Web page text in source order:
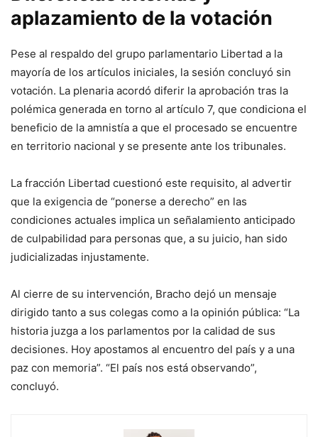
aplazamiento de la votación
Pese al respaldo del grupo parlamentario Libertad a la
mayoría de los artículos iniciales, la sesión concluyó sin
votación. La plenaria acordó diferir la aprobación tras la
polémica generada en torno al artículo 7, que condiciona el
beneficio de la amnistía a que el procesado se encuentre
en territorio nacional y se presente ante los tribunales.
La fracción Libertad cuestionó este requisito, al advertir
que la exigencia de “ponerse a derecho” en las
condiciones actuales implica un señalamiento anticipado
de culpabilidad para personas que, a su juicio, han sido
judicializadas injustamente.
Al cierre de su intervención, Bracho dejó un mensaje
dirigido tanto a sus colegas como a la opinión pública: “La
historia juzga a los parlamentos por la calidad de sus
decisiones. Hoy apostamos al encuentro del país y a una
paz con memoria”. “El país nos está observando”,
concluyó.